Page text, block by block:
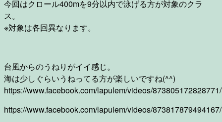
今回はクロール400mを9分以内で泳げる方が対象のクラ
ス。
※対象は各回異なります。
台風からのうねりがイイ感じ。
海は少しぐらいうねってる方が楽しいですね(^^)
https://www.facebook.com/lapulem/videos/873805172828771/
https://www.facebook.com/lapulem/videos/873817879494167/